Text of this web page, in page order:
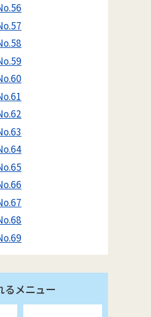
るメニュー